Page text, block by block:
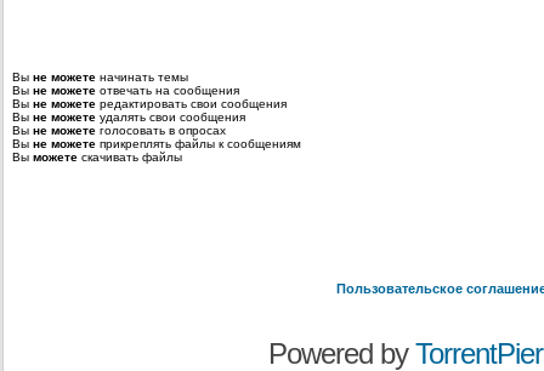
Вы не можете начинать темы
Вы не можете отвечать на сообщения
Вы не можете редактировать свои сообщения
Вы не можете удалять свои сообщения
Вы не можете голосовать в опросах
Вы не можете прикреплять файлы к сообщениям
Вы можете скачивать файлы
Пользовательское
Powered by